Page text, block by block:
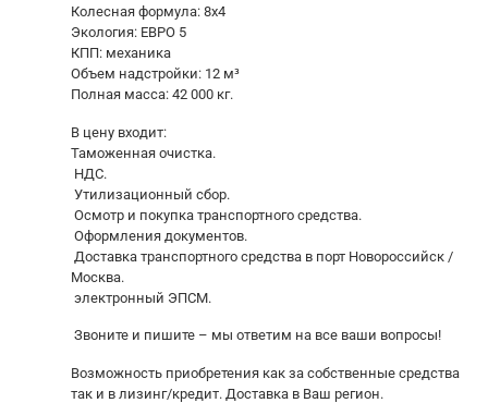
Колесная формула: 8x4
Экология: ЕВРО 5
КПП: механика
Объем надстройки: 12 м³
Полная масса: 42 000 кг.
В цену входит:
Таможенная очистка.
НДС.
Утилизационный сбор.
Осмотр и покупка транспортного средства.
Оформления документов.
Доставка транспортного средства в порт Новороссийск /
Москва.
электронный ЭПСМ.
Звоните и пишите – мы ответим на все ваши вопросы!
Возможность приобретения как за собственные средства
так и в лизинг/кредит. Доставка в Ваш регион.